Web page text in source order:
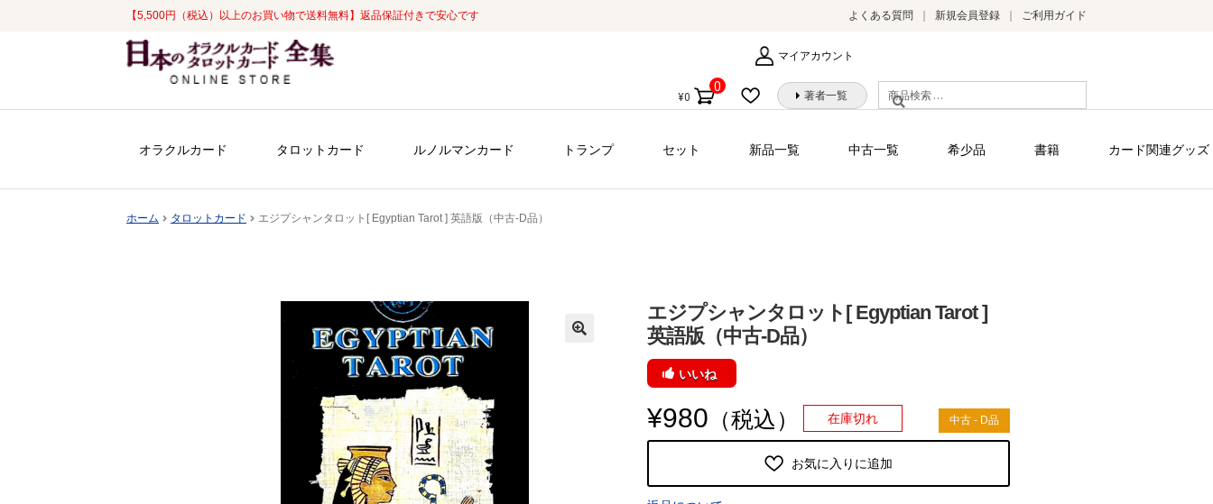
【5,500円（税込）以上のお買い物で送料無料】返品保証付きで安心です よくある質問 新規会員登録 ご利用ガイド
ナ
ビ
ン
コ
ン
ス
マイアカウント
検
索
象:
著者一覧
¥0
0
個
オラクルカード タロットカード ルノルマンカード トランプ セット 新品一覧 中古一覧 希少品 書籍 カード関連グッズ
ホーム タロットカード エジプシャンタロット[ Egyptian Tarot ] 英語版（中古-D品）
エジプシャンタロット[ Egyptian Tarot ]
英語版（中古-D品）
いいね
中古 - D品
¥980 （税込） 在庫切れ
お気に入りに追加